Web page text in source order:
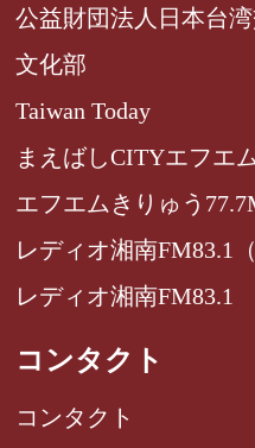
公益財団法人日本台
文化部
Taiwan Today
まえばしCITYエフエ
エフエムきりゅう
レディオ湘南FM83.1
レディオ湘南FM83.1
コンタクト
コンタクト